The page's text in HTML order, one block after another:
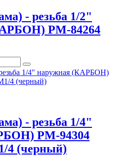
- резьба 1/2"
РМ-84264
- резьба 1/4"
РМ-94304
4 (черный)